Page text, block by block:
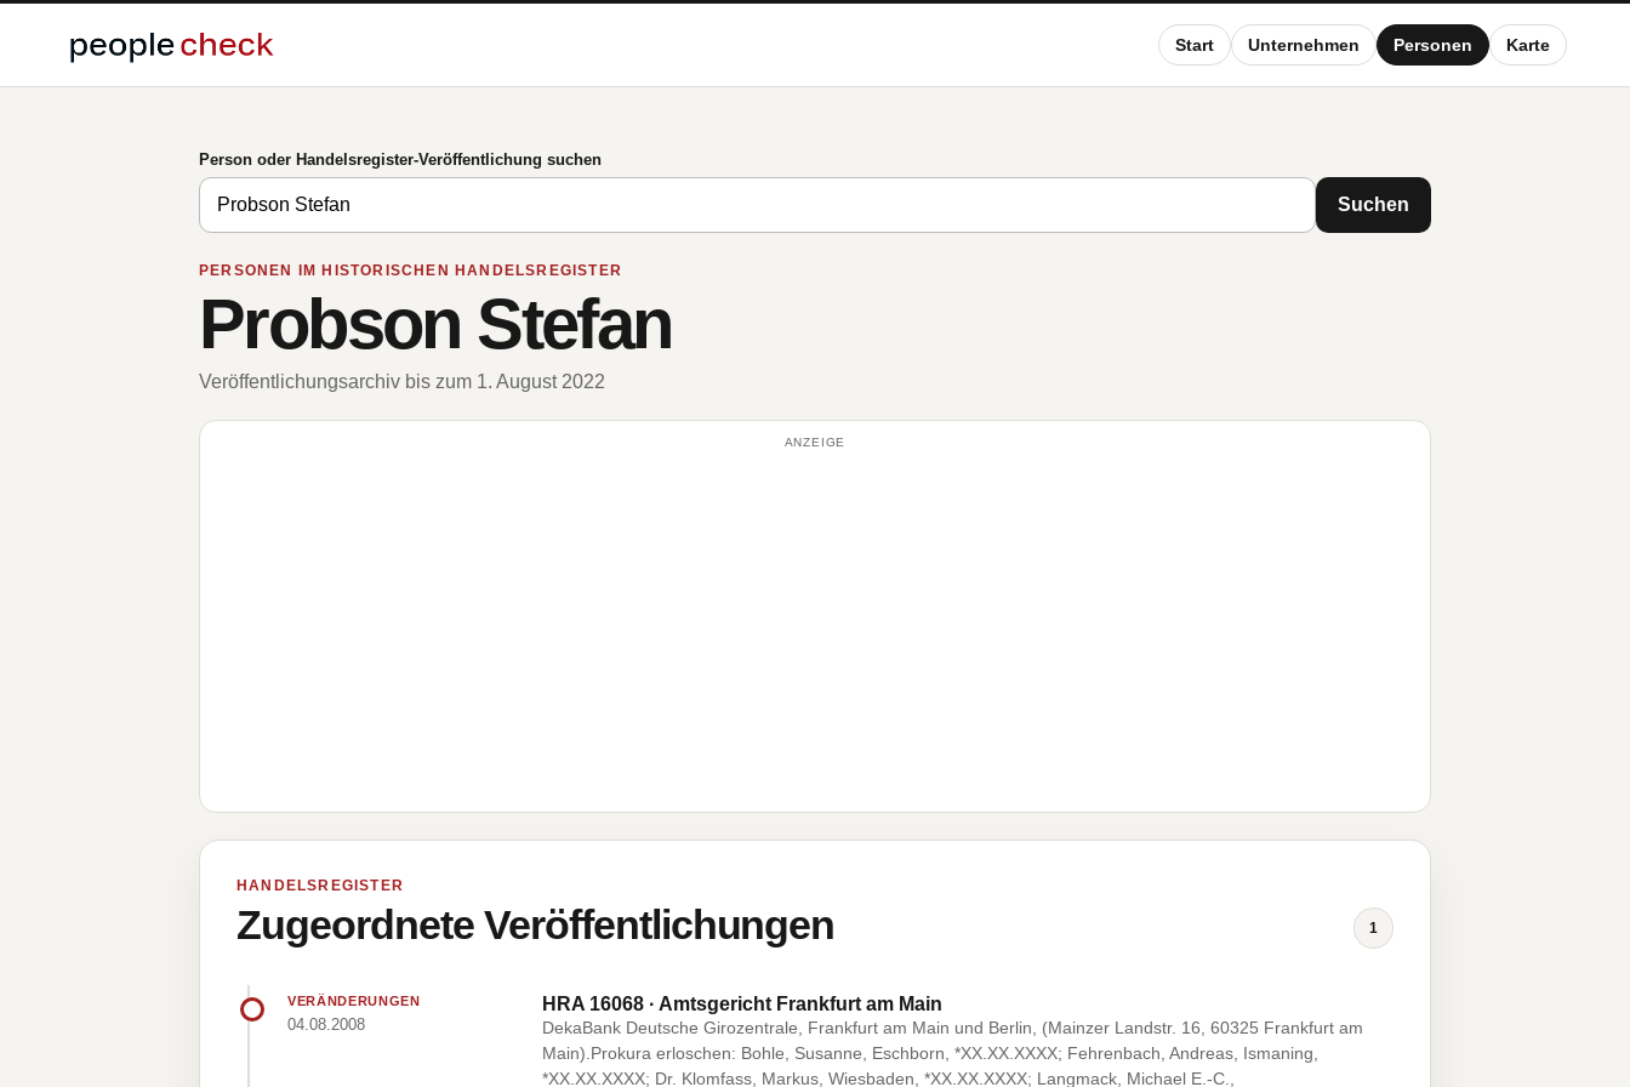
Start Unternehmen Personen Karte
Person oder Handelsregister-Veröffentlichung suchen
Suchen
PERSONEN IM HISTORISCHEN HANDELSREGISTER
Probson Stefan
Veröffentlichungsarchiv bis zum 1. August 2022
ANZEIGE
HANDELSREGISTER
Zugeordnete Veröffentlichungen 1
VERÄNDERUNGEN
04.08.2008
HRA 16068 · Amtsgericht Frankfurt am Main
DekaBank Deutsche Girozentrale, Frankfurt am Main und Berlin, (Mainzer Landstr. 16, 60325 Frankfurt am
Main).Prokura erloschen: Bohle, Susanne, Eschborn, *XX.XX.XXXX; Fehrenbach, Andreas, Ismaning,
*XX.XX.XXXX; Dr. Klomfass, Markus, Wiesbaden, *XX.XX.XXXX; Langmack, Michael E.-C.,